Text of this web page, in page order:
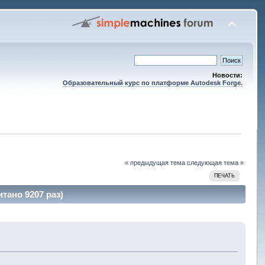
Новости:
Образовательный курс по платформе Autodesk Forge.
« предыдущая тема следующая тема »
ПЕЧАТЬ
9207 раз)